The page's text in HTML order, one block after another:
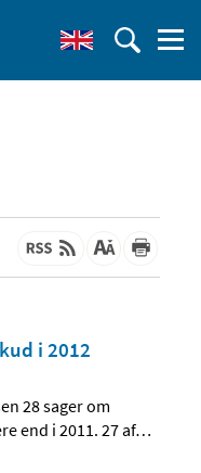
i 2012
28 sager om
end i 2011. 27 af…